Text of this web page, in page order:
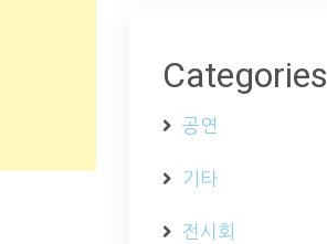
Categories
공연
기타
전시회